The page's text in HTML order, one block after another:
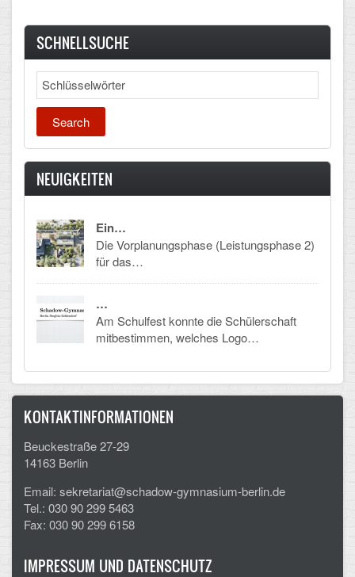
SCHNELLSUCHE
Search
NEUIGKEITEN
Ein…
Die Vorplanungsphase (Leistungsphase 2)
für das…
…
Am Schulfest konnte die Schülerschaft
mitbestimmen, welches Logo…
KONTAKTINFORMATIONEN
Beuckestraße 27-29
14163 Berlin
Email: sekretariat@schadow-gymnasium-berlin.de
Tel.: 030 90 299 5463
Fax: 030 90 299 6158
IMPRESSUM UND DATENSCHUTZ